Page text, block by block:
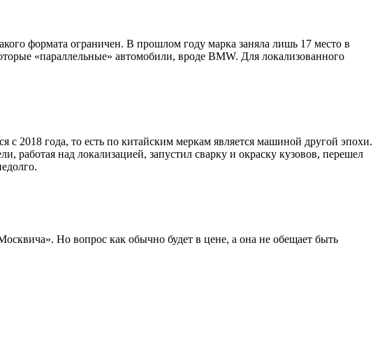
формата ограничен. В прошлом году марка заняла лишь 17 место в
«параллельные» автомобили, вроде BMW. Для локализованного
2018 года, то есть по китайским меркам является машиной другой эпохи.
работая над локализацией, запустил сварку и окраску кузовов, перешел
Но вопрос как обычно будет в цене, а она не обещает быть